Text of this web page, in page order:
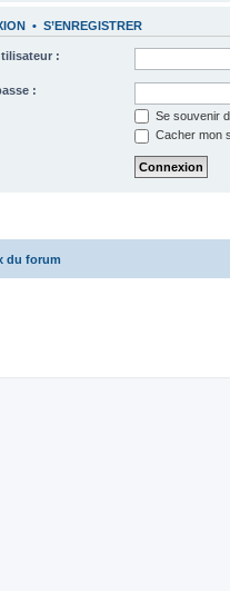
• S’ENREGISTRER
:
:
Se souvenir
Cacher mon
du forum